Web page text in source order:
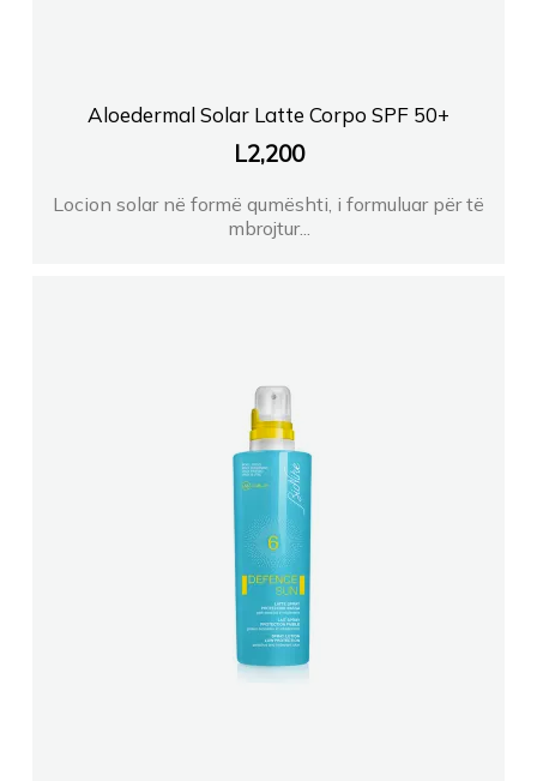
Aloedermal Solar Latte Corpo SPF 50+
L2,200
Locion solar në formë qumështi, i formuluar për të
mbrojtur...